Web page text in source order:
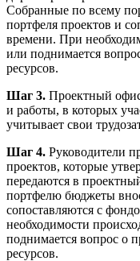
Собранные по всему
портфеля проектов и
времени. При
или поднимается
ресурсов.
Шаг 3. Проектный
и работы, в которых
учитывает свои
Шаг 4. Руководители
проектов, которые
передаются в
портфелю бюджеты
сопоставляются с
необходимости
поднимается вопрос о
ресурсов.